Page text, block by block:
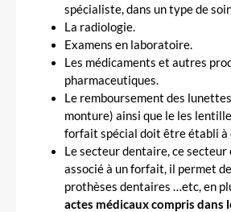
spécialiste, dans un type de
La radiologie.
Examens en laboratoire.
Les médicaments et autres
pharmaceutiques.
Le remboursement des
monture) ainsi que le les
forfait spécial doit être établi à
Le secteur dentaire, ce
associé à un forfait, il permet
prothèses dentaires …etc, en
actes médicaux compris dans